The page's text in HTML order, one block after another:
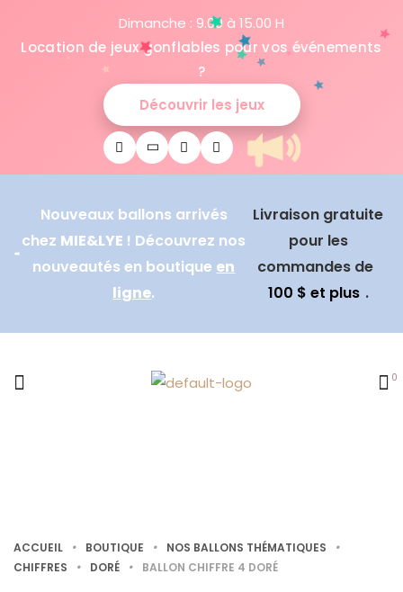
Dimanche : 9.00 à 15.00 H
Location de jeux gonflables pour vos événements
?
Découvrir les jeux
Nouveaux ballons arrivés
chez MIE&LYE ! Découvrez nos
nouveautés en boutique en
ligne.
Livraison gratuite
pour les
commandes de
100 $ et plus .
0
ACCUEIL • BOUTIQUE • NOS BALLONS THÉMATIQUES
•
CHIFFRES
• DORÉ • BALLON CHIFFRE 4 DORÉ